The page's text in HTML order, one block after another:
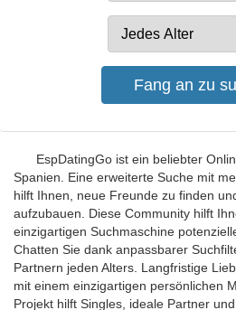
EspDatingGo ist ein beliebter
Spanien. Eine erweiterte Suche mit
hilft Ihnen, neue Freunde zu finden
aufzubauen. Diese Community hilft
einzigartigen Suchmaschine
Chatten Sie dank anpassbarer
Partnern jeden Alters. Langfristige
mit einem einzigartigen persönlichen
Projekt hilft Singles, ideale Partner